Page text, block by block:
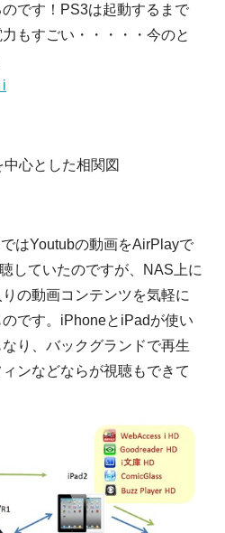
です！PS3は起動するまで
もすごい・・・・・今のと
心とした相関図
はYoutubの動画をAirPlayで
していたのですが、NAS上に
の動画コンテンツを気軽に
です。iPhoneとiPadが使い
り、バックグランドで再生
ンなどならが視聴もできて